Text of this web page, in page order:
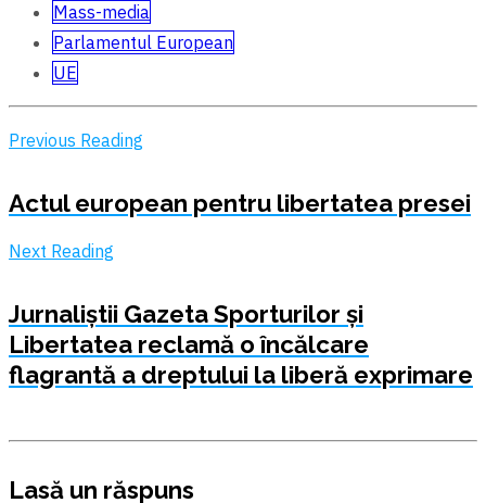
Mass-media
Parlamentul European
UE
Previous Reading
Actul european pentru libertatea presei
Next Reading
Jurnaliștii Gazeta Sporturilor și
Libertatea reclamă o încălcare
flagrantă a dreptului la liberă exprimare
Lasă un răspuns